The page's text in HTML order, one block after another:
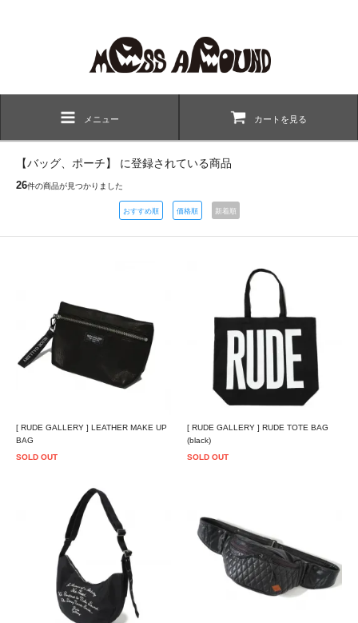
メニュー カートを見る
【バッグ、ポーチ】 に登録されている商品
26件の商品が見つかりました
おすすめ順 価格順 新着順
[ RUDE GALLERY ] LEATHER MAKE UP
BAG
SOLD OUT
[ RUDE GALLERY ] RUDE TOTE BAG
(black)
SOLD OUT